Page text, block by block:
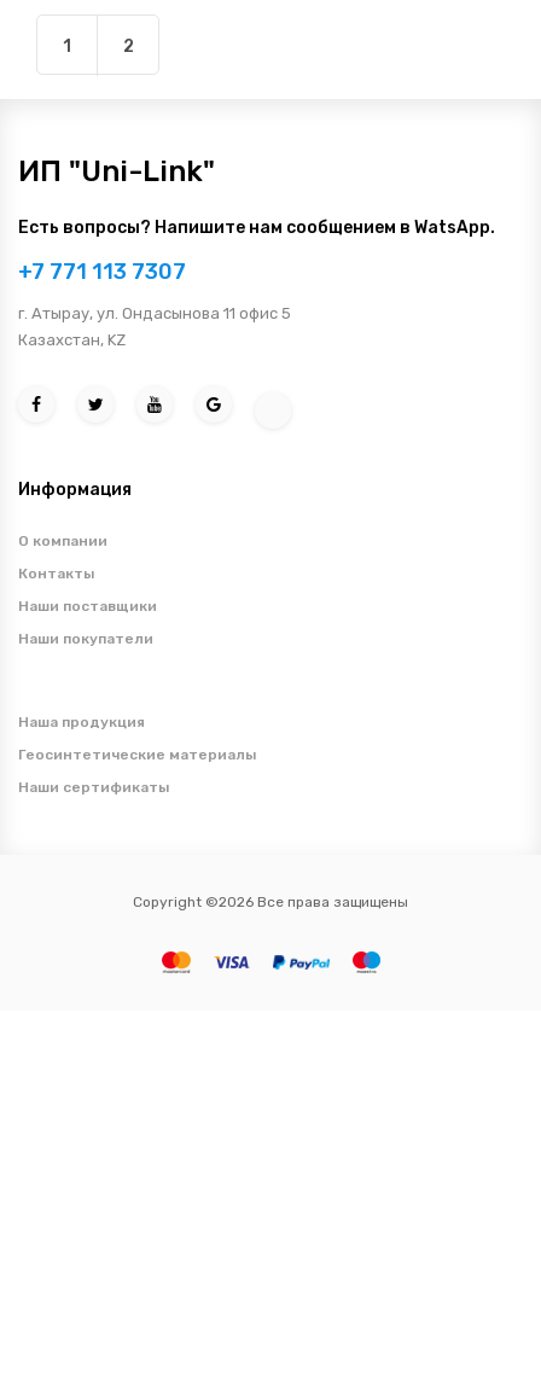
1 2
ИП "Uni-Link"
Есть вопросы? Напишите нам сообщением в WatsApp.
+7 771 113 7307
г. Атырау, ул. Ондасынова 11 офис 5
Казахстан, KZ
Информация
О компании
Контакты
Наши поставщики
Наши покупатели
Наша продукция
Геосинтетические материалы
Наши сертификаты
Copyright ©2026 Все права защищены